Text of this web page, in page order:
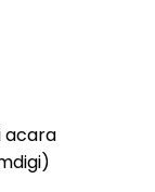
acara